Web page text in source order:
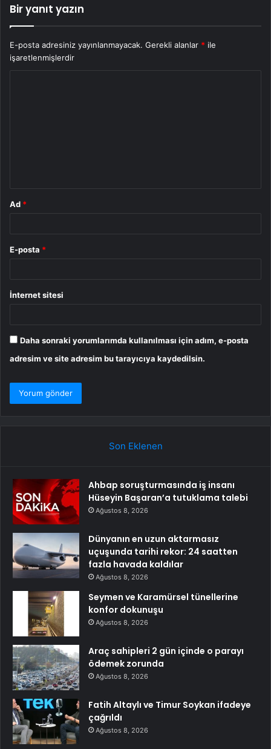
Bir yanıt yazın
E-posta adresiniz yayınlanmayacak. Gerekli alanlar * ile
işaretlenmişlerdir
Ad *
E-posta *
İnternet sitesi
Daha sonraki yorumlarımda kullanılması için adım, e-posta
adresim ve site adresim bu tarayıcıya kaydedilsin.
Son Eklenen
Ahbap soruşturmasında iş insanı
Hüseyin Başaran’a tutuklama talebi
Ağustos 8, 2026
Dünyanın en uzun aktarmasız
uçuşunda tarihi rekor: 24 saatten
fazla havada kaldılar
Ağustos 8, 2026
Seymen ve Karamürsel tünellerine
konfor dokunuşu
Ağustos 8, 2026
Araç sahipleri 2 gün içinde o parayı
ödemek zorunda
Ağustos 8, 2026
Fatih Altaylı ve Timur Soykan ifadeye
çağrıldı
Ağustos 8, 2026